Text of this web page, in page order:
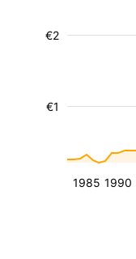
1985 1990
€1
€2